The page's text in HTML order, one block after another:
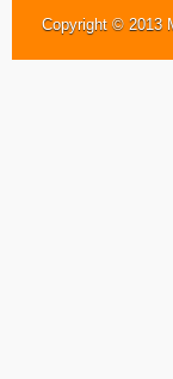
Copyright © 2013